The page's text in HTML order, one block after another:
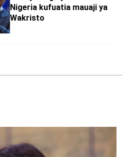
Nigeria kufuatia mauaji ya
Wakristo